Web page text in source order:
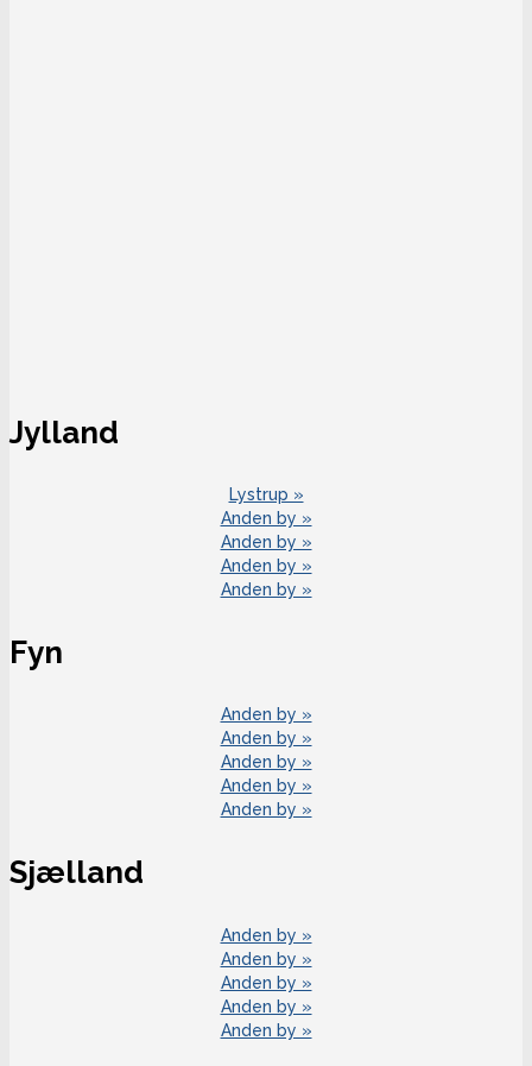
Jylland
Lystrup »
Anden by »
Anden by »
Anden by »
Anden by »
Fyn
Anden by »
Anden by »
Anden by »
Anden by »
Anden by »
Sjælland
Anden by »
Anden by »
Anden by »
Anden by »
Anden by »